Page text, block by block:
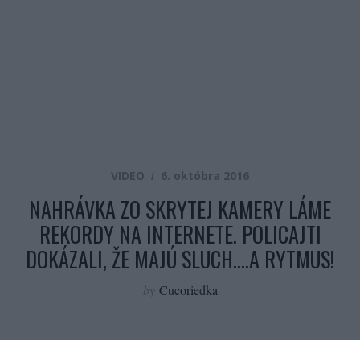
VIDEO 6. októbra 2016
NAHRÁVKA ZO SKRYTEJ KAMERY LÁME
REKORDY NA INTERNETE. POLICAJTI
DOKÁZALI, ŽE MAJÚ SLUCH….A RYTMUS!
by Cucoriedka